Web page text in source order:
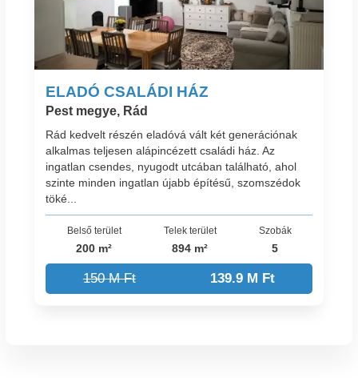
ELADÓ CSALÁDI HÁZ
Pest megye, Rád
Rád kedvelt részén eladóvá vált két generációnak
alkalmas teljesen alápincézett családi ház. Az
ingatlan csendes, nyugodt utcában található, ahol
szinte minden ingatlan újabb építésű, szomszédok
töké...
Belső terület
200 m²
Telek terület
894 m²
Szobák
5
150 M Ft 139.9 M Ft